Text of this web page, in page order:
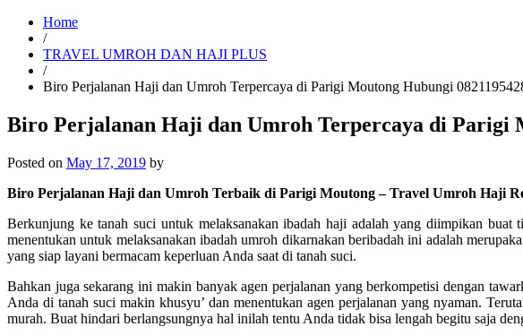
Home
/
TRAVEL UMROH DAN HAJI PLUS
/
Biro Perjalanan Haji dan Umroh Terpercaya di Parigi Moutong Hubungi
Biro Perjalanan Haji dan Umroh Terpercaya di Parigi
Posted on May 17, 2019 by
Biro Perjalanan Haji dan Umroh Terbaik di Parigi Moutong – Travel Umroh Haji
Berkunjung ke tanah suci untuk melaksanakan ibadah haji adalah yang diimpikan
menentukan untuk melaksanakan ibadah umroh dikarnakan beribadah ini adalah
yang siap layani bermacam keperluan Anda saat di tanah suci.
Bahkan juga sekarang ini makin banyak agen perjalanan yang berkompetisi dengan
Anda di tanah suci makin khusyu’ dan menentukan agen perjalanan yang nyaman.
murah. Buat hindari berlangsungnya hal inilah tentu Anda tidak bisa lengah begitu saja